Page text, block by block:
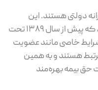
دولتی هستند. این
گروه معمولا شامل افرادی می‌شود که پیش از سال ۱۳۸۹ تحت
خاصی مانند عضویت
هستند و به همین
حق بیمه بهره‌مند